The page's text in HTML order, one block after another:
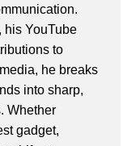
his YouTube
to
he breaks
into sharp,
Whether
gadget,